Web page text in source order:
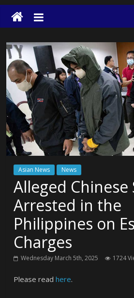
Asian News News
Alleged Chinese
Arrested in the
Philippines on
Charges
Wednesday March 5th, 2025 1724
Please readhere.